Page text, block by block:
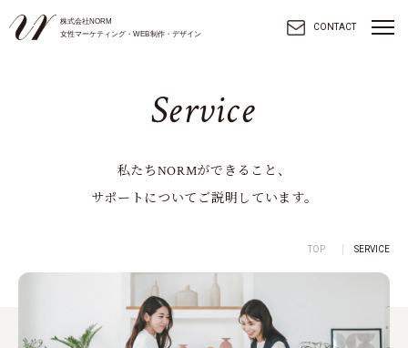
株式会社NORM
女性マーケティング・WEB制作・デザイン
CONTACT
Service
私たちNORMができること、
サポートについてご説明しています。
TOP SERVICE